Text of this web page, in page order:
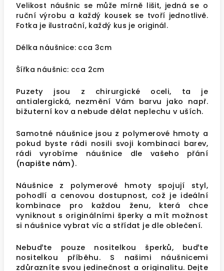
Velikost náušnic se může mírně lišit, jedná se o
ruční výrobu a každý kousek se tvoří jednotlivě.
Fotka je ilustrační, každý kus je originál.
Délka náušnice: cca 3cm
Šířka náušnic: cca 2cm
Puzety jsou z chirurgické oceli, ta je
antialergická, nezmění Vám barvu jako např.
bižuterní kov a nebude dělat neplechu v uších.
Samotné náušnice jsou z polymerové hmoty a
pokud byste rádi nosili svoji kombinaci barev,
rádi vyrobíme náušnice dle vašeho přání
(napište nám).
Náušnice z polymerové hmoty spojují styl,
pohodlí a cenovou dostupnost, což je ideální
kombinace pro každou ženu, která chce
vyniknout s originálními šperky a mít možnost
si náušnice vybrat víc a střídat je dle oblečení.
Nebuďte pouze nositelkou šperků, buďte
nositelkou příběhu. S našimi náušnicemi
zdůrazníte svou jedinečnost a originalitu. Dejte